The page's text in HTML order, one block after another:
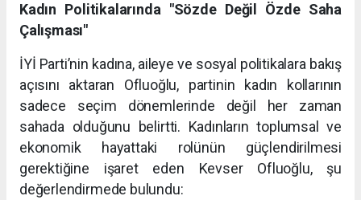
Kadın Politikalarında "Sözde Değil Özde Saha
Çalışması"
İYİ Parti’nin kadına, aileye ve sosyal politikalara bakış
açısını aktaran Ofluoğlu, partinin kadın kollarının
sadece seçim dönemlerinde değil her zaman
sahada olduğunu belirtti. Kadınların toplumsal ve
ekonomik hayattaki rolünün güçlendirilmesi
gerektiğine işaret eden Kevser Ofluoğlu, şu
değerlendirmede bulundu: